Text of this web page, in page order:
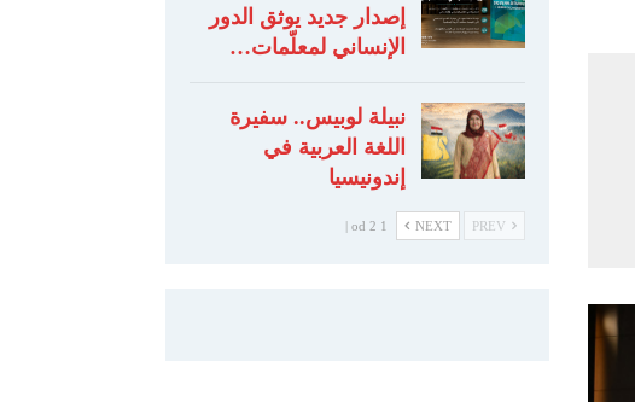
إصدار جديد يوثق الدور
الإنساني لمعلّمات…
نبيلة لوبيس.. سفيرة
اللغة العربية في
إندونيسيا
NEXT
1 od 2 |